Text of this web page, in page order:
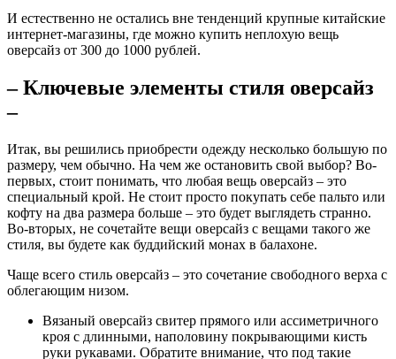
И естественно не остались вне тенденций крупные китайские
интернет-магазины, где можно купить неплохую вещь
оверсайз от 300 до 1000 рублей.
– Ключевые элементы стиля оверсайз
–
Итак, вы решились приобрести одежду несколько большую по
размеру, чем обычно. На чем же остановить свой выбор? Во-
первых, стоит понимать, что любая вещь оверсайз – это
специальный крой. Не стоит просто покупать себе пальто или
кофту на два размера больше – это будет выглядеть странно.
Во-вторых, не сочетайте вещи оверсайз с вещами такого же
стиля, вы будете как буддийский монах в балахоне.
Чаще всего стиль оверсайз – это сочетание свободного верха с
облегающим низом.
Вязаный оверсайз свитер прямого или ассиметричного
кроя с длинными, наполовину покрывающими кисть
руки рукавами. Обратите внимание, что под такие